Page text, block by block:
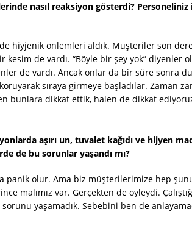
nasıl reaksiyon gösterdi? Personeliniz
hiyjenik önlemleri aldık. Müşteriler son
de vardı. “Böyle bir şey yok” diyenler
de vardı. Ancak onlar da bir süre sonra
sıraya girmeye başladılar. Zaman
bunlara dikkat ettik, halen de dikkat
aşırı un, tuvalet kağıdı ve hijyen
de bu sorunlar yaşandı mı?
panik olur. Ama biz müşterilerimize hep
malımız var. Gerçekten de öyleydi.
yaşamadık. Sebebini ben de